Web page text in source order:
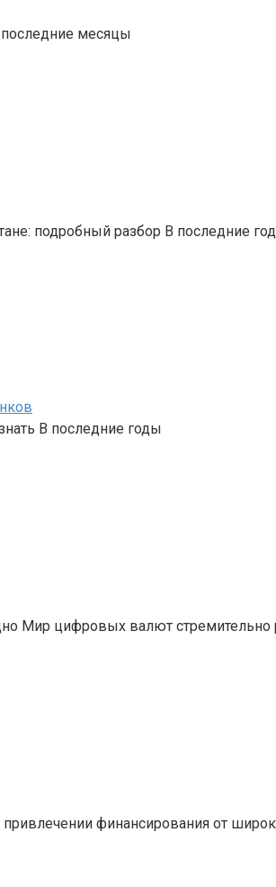
месяцы
подробный разбор В последние
В последние годы
Мир цифровых валют стремительно
финансирования от